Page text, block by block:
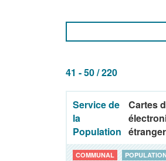
41 - 50 / 220
Service de
la
Population
Cartes
COMMUNAL